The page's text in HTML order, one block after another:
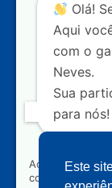
+55 (61)
+55 (31)
+55 (31)
Nossas redes
Olá!
Aqui
com o
Neves.
Sua
para nós!
Ao clicar para
concorda que
Este